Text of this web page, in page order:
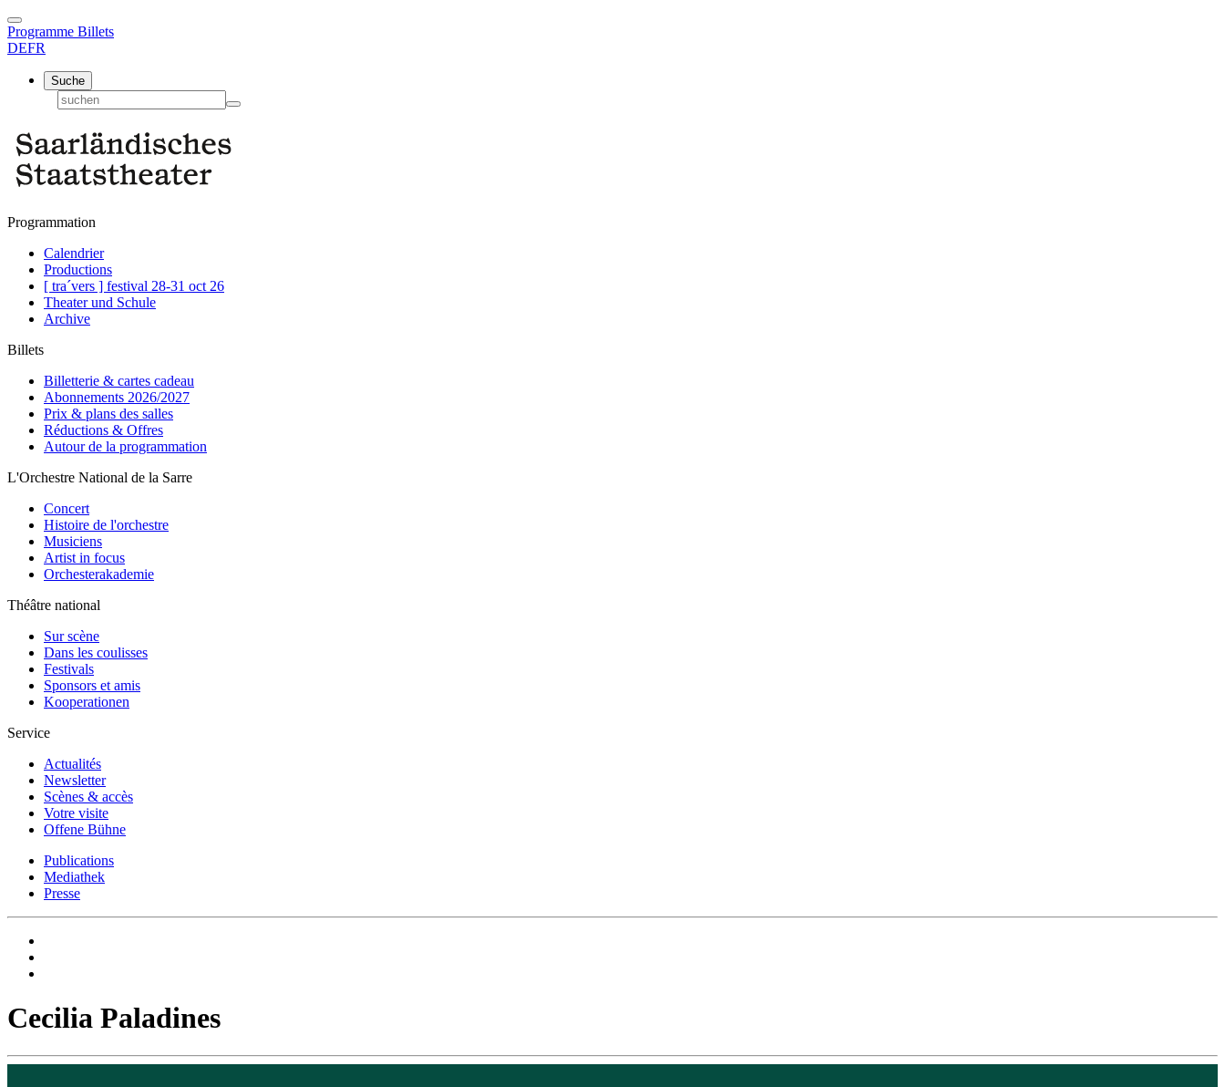
Programme Billets
DEFR
Suche
Programmation
Calendrier
Productions
[ tra´vers ] festival 28-31 oct 26
Theater und Schule
Archive
Billets
Billetterie & cartes cadeau
Abonnements 2026/2027
Prix & plans des salles
Réductions & Offres
Autour de la programmation
L'Orchestre National de la Sarre
Concert
Histoire de l'orchestre
Musiciens
Artist in focus
Orchesterakademie
Théâtre national
Sur scène
Dans les coulisses
Festivals
Sponsors et amis
Kooperationen
Service
Actualités
Newsletter
Scènes & accès
Votre visite
Offene Bühne
Publications
Mediathek
Presse
Cecilia Paladines